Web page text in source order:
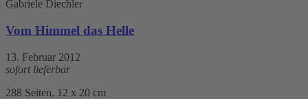
Gabriele Diechler
Vom Himmel das Helle
13. Februar 2012
sofort lieferbar
288 Seiten, 12 x 20 cm